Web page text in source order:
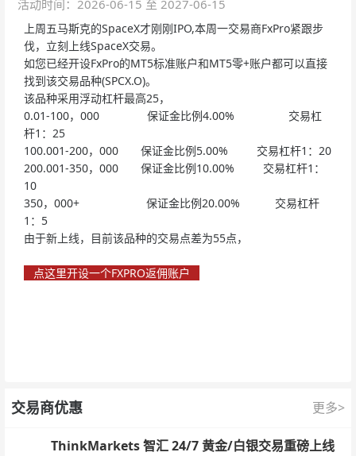
活动时间：2026-06-15 至 2027-06-15
上周五马斯克的SpaceX才刚刚IPO,本周一交易商FxPro紧跟步
伐，立刻上线SpaceX交易。
如您已经开设FxPro的MT5标准账户和MT5零+账户都可以直接
找到该交易品种(SPCX.O)。
该品种采用浮动杠杆最高25，
0.01-100，000 保证金比例4.00% 交易杠
杆1：25
100.001-200，000 保证金比例5.00% 交易杠杆1：20
200.001-350，000 保证金比例10.00% 交易杠杆1：
10
350，000+ 保证金比例20.00% 交易杠杆
1：5
由于新上线，目前该品种的交易点差为55点，
点这里开设一个FXPRO返佣账户
交易商优惠 更多>
ThinkMarkets 智汇 24/7 黄金/白银交易重磅上线